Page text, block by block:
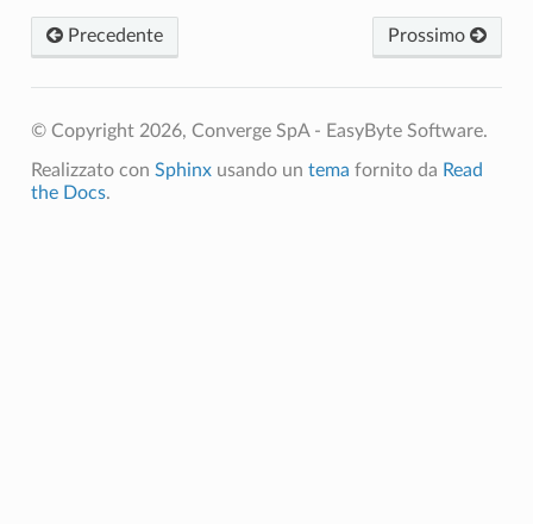
Precedente Prossimo
© Copyright 2026, Converge SpA - EasyByte Software.
Realizzato con Sphinxusando un tema fornito da Read
the Docs.